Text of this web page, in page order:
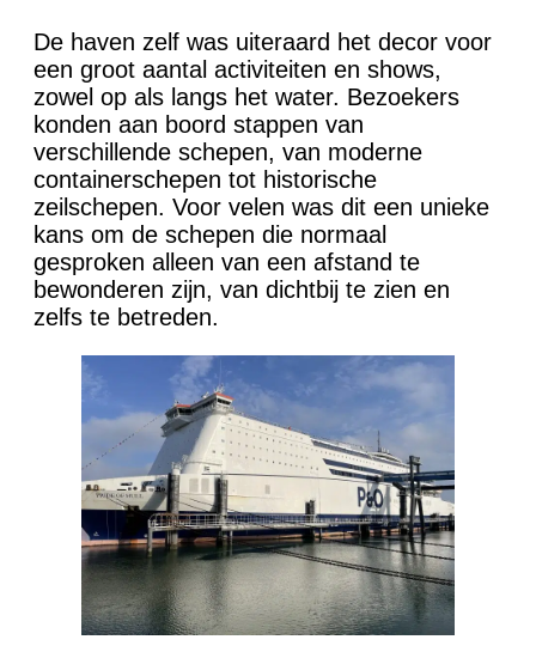
De haven zelf was uiteraard het decor voor
een groot aantal activiteiten en shows,
zowel op als langs het water. Bezoekers
konden aan boord stappen van
verschillende schepen, van moderne
containerschepen tot historische
zeilschepen. Voor velen was dit een unieke
kans om de schepen die normaal
gesproken alleen van een afstand te
bewonderen zijn, van dichtbij te zien en
zelfs te betreden.